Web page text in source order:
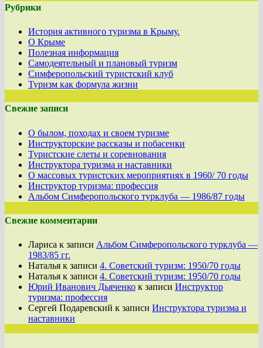
Рубрики
История активного туризма в Крыму.
О Крыме
Полезная информация
Самодеятельный и плановый туризм
Симферопольский туристский клуб
Туризм как формула жизни
Свежие записи
О былом, походах и своем туризме
Инструкторские рассказы и побасенки
Туристские слеты и соревнования
Инструктора туризма и наставники
О массовых туристских мероприятиях в 1960/ 70 годы
Инструктор туризма: профессия
Альбом Симферопольского турклуба — 1986/87 годы
Свежие комментарии
Лариса к записи Альбом Симферопольского турклуба —
1983/85 гг.
Наталья к записи 4. Советский туризм: 1950/70 годы
Наталья к записи 4. Советский туризм: 1950/70 годы
Юрий Иванович Дьяченко к записи Инструктор
туризма: профессия
Сергей Подаревский к записи Инструктора туризма и
наставники